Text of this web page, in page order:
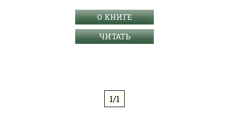
О КНИГЕ
ЧИТАТЬ
1/1